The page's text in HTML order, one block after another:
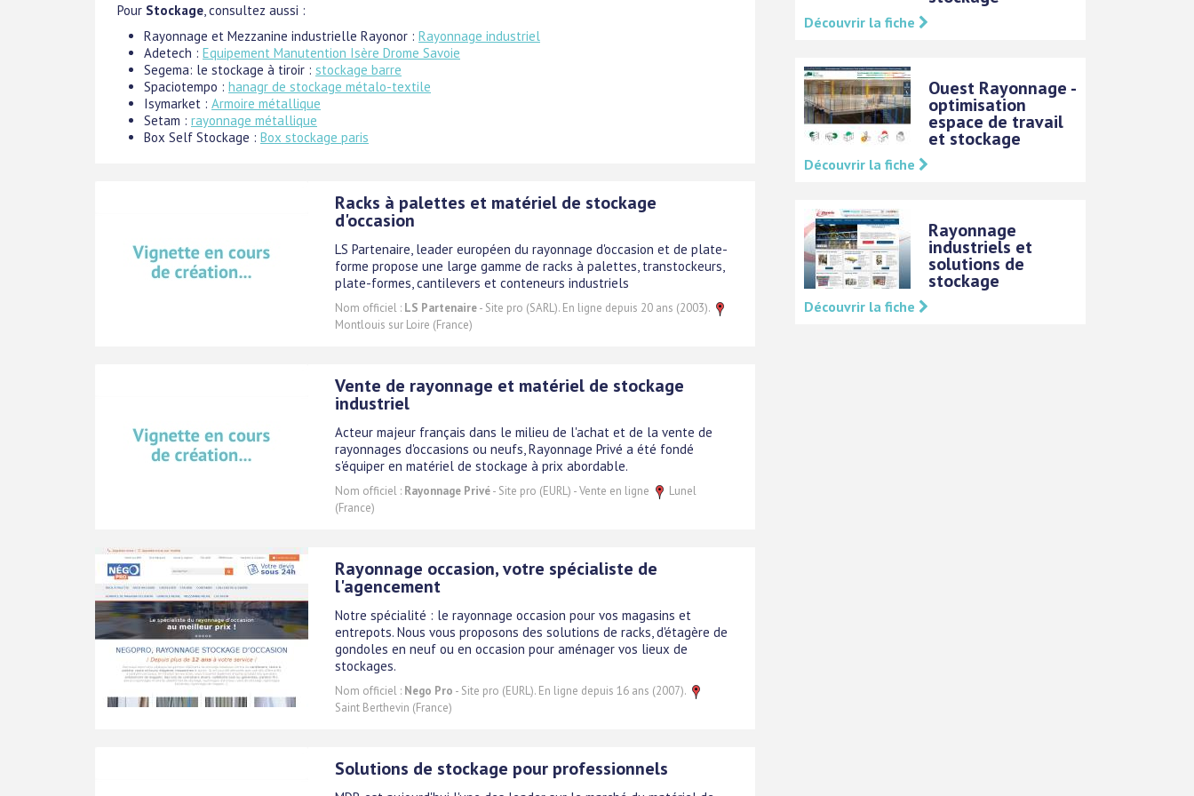
Pour Stockage, consultez aussi :
Rayonnage et Mezzanine industrielle Rayonor : Rayonnage industriel
Adetech : Equipement Manutention Isère Drome Savoie
Segema: le stockage à tiroir : stockage barre
Spaciotempo : hanagr de stockage métalo-textile
Isymarket : Armoire métallique
Setam : rayonnage métallique
Box Self Stockage : Box stockage paris
Racks à palettes et matériel de stockage
d'occasion
LS Partenaire, leader européen du rayonnage d'occasion et de plate-
forme propose une large gamme de racks à palettes, transtockeurs,
plate-formes, cantilevers et conteneurs industriels
Nom officiel : LS Partenaire- Site pro (SARL). En ligne depuis 20 ans (2003).
Montlouis sur Loire (France)
Vente de rayonnage et matériel de stockage
industriel
Acteur majeur français dans le milieu de l'achat et de la vente de
rayonnages d'occasions ou neufs, Rayonnage Privé a été fondé
s'équiper en matériel de stockage à prix abordable.
Nom officiel : Rayonnage Privé- Site pro (EURL) - Vente en ligne
Lunel
(France)
Rayonnage occasion, votre spécialiste de
l'agencement
Notre spécialité : le rayonnage occasion pour vos magasins et
entrepots. Nous vous proposons des solutions de racks, d'étagère de
gondoles en neuf ou en occasion pour aménager vos lieux de
stockages.
Nom officiel : Nego Pro - Site pro (EURL). En ligne depuis 16 ans (2007).
Saint Berthevin (France)
Solutions de stockage pour professionnels
Découvrir la fiche
Ouest Rayonnage -
optimisation
espace de travail
et stockage
Découvrir la fiche
Rayonnage
industriels et
solutions de
stockage
Découvrir la fiche